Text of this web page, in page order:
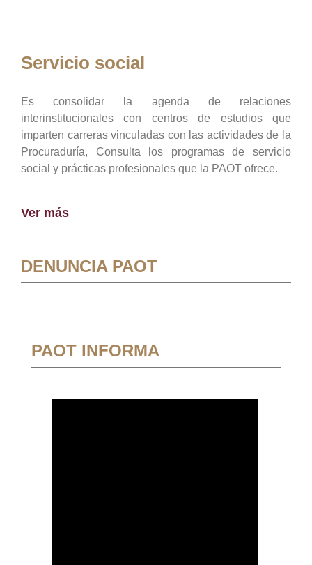
Servicio social
Es consolidar la agenda de relaciones
interinstitucionales con centros de estudios que
imparten carreras vinculadas con las actividades de la
Procuraduría, Consulta los programas de servicio
social y prácticas profesionales que la PAOT ofrece.
Ver más
DENUNCIA PAOT
PAOT INFORMA